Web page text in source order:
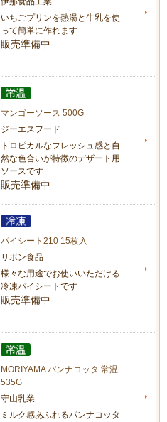
いちごプリンを熱湯と牛乳を使
って簡単に作れます
販売準備中
マンゴーソース 500G
ジーエスフード
トロピカルなフレッシュ感と自
然な色合いが特徴のデザート用
ソースです
販売準備中
パイシート210 15枚入
リボン食品
様々な用途でお使いいただける
冷凍パイシートです
販売準備中
MORIYAMA パンナコッタ 常温
535G
守山乳業
ミルク感あふれるパンナコッタ